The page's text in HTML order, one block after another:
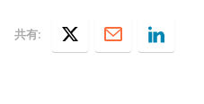
共有: